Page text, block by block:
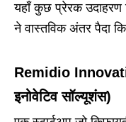
यहाँ कुछ प्रेरक
ने वास्तविक अंतर पैदा
Remidio
इनोवेटिव सॉल्यूशंस)